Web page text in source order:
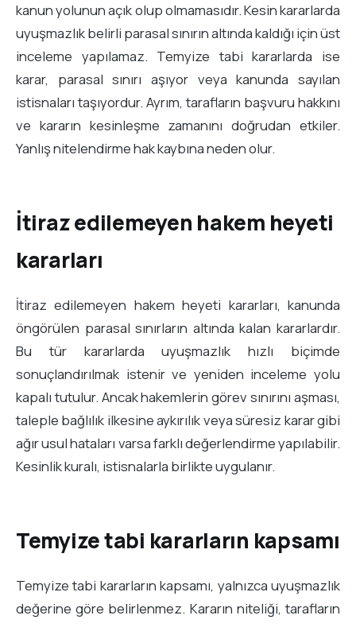
kanun yolunun açık olup olmamasıdır. Kesin kararlarda
uyuşmazlık belirli parasal sınırın altında kaldığı için üst
inceleme yapılamaz. Temyize tabi kararlarda ise
karar, parasal sınırı aşıyor veya kanunda sayılan
istisnaları taşıyordur. Ayrım, tarafların başvuru hakkını
ve kararın kesinleşme zamanını doğrudan etkiler.
Yanlış nitelendirme hak kaybına neden olur.
İtiraz edilemeyen hakem heyeti
kararları
İtiraz edilemeyen hakem heyeti kararları, kanunda
öngörülen parasal sınırların altında kalan kararlardır.
Bu tür kararlarda uyuşmazlık hızlı biçimde
sonuçlandırılmak istenir ve yeniden inceleme yolu
kapalı tutulur. Ancak hakemlerin görev sınırını aşması,
taleple bağlılık ilkesine aykırılık veya süresiz karar gibi
ağır usul hataları varsa farklı değerlendirme yapılabilir.
Kesinlik kuralı, istisnalarla birlikte uygulanır.
Temyize tabi kararların kapsamı
Temyize tabi kararların kapsamı, yalnızca uyuşmazlık
değerine göre belirlenmez. Kararın niteliği, tarafların